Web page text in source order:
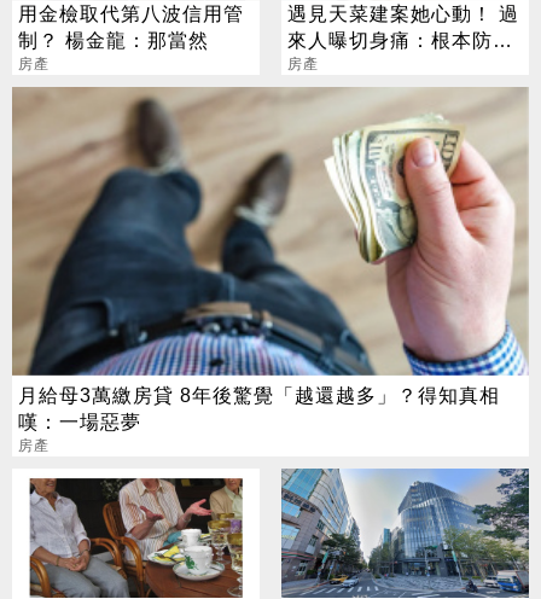
用金檢取代第八波信用管
制？ 楊金龍：那當然
房產
遇見天菜建案她心動！ 過
來人曝切身痛：根本防不
住
房產
月給母3萬繳房貸 8年後驚覺「越還越多」？得知真相
嘆：一場惡夢
房產